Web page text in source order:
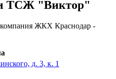
ТСЖ "Виктор"
ЖКХ Краснодар -
д. 3, к. 1